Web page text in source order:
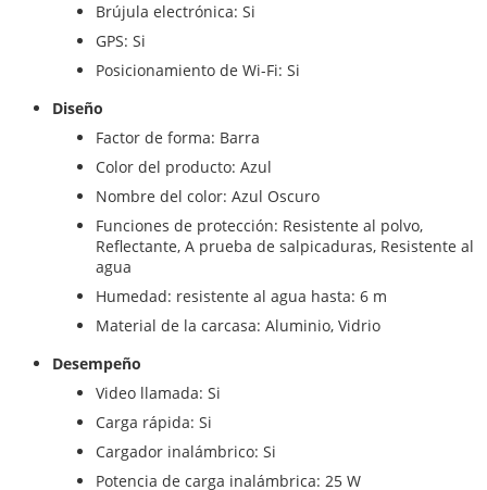
Brújula electrónica: Si
GPS: Si
Posicionamiento de Wi-Fi: Si
Diseño
Factor de forma: Barra
Color del producto: Azul
Nombre del color: Azul Oscuro
Funciones de protección: Resistente al polvo,
Reflectante, A prueba de salpicaduras, Resistente al
agua
Humedad: resistente al agua hasta: 6 m
Material de la carcasa: Aluminio, Vidrio
Desempeño
Video llamada: Si
Carga rápida: Si
Cargador inalámbrico: Si
Potencia de carga inalámbrica: 25 W